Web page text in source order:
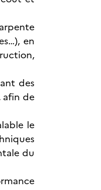
en
des
afin de
le
du